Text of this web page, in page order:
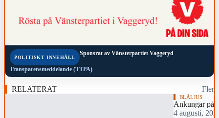
POLITISKT INNEHÅLL
Sponsrat av Vänsterpartiet Vaggeryd
Transparensmeddelande (TTPA)
RELATERAT Fler
BLÅLJUS
Ankungar på
4 augusti,